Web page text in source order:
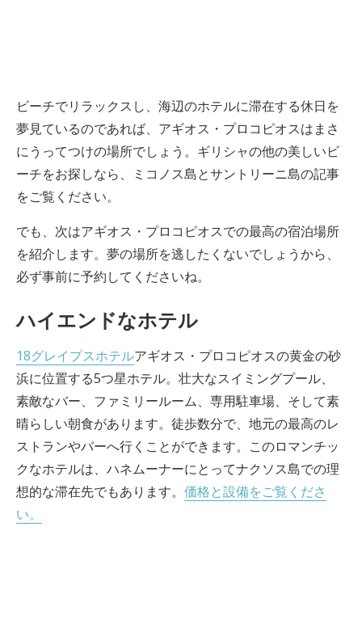
ビーチでリラックスし、海辺のホテルに滞在する休日を
夢見ているのであれば、アギオス・プロコピオスはまさ
にうってつけの場所でしょう。ギリシャの他の美しいビ
ーチをお探しなら、ミコノス島とサントリーニ島の記事
をご覧ください。
でも、次はアギオス・プロコピオスでの最高の宿泊場所
を紹介します。夢の場所を逃したくないでしょうから、
必ず事前に予約してくださいね。
ハイエンドなホテル
18グレイプスホテルアギオス・プロコピオスの黄金の砂
浜に位置する5つ星ホテル。壮大なスイミングプール、
素敵なバー、ファミリールーム、専用駐車場、そして素
晴らしい朝食があります。徒歩数分で、地元の最高のレ
ストランやバーへ行くことができます。このロマンチッ
クなホテルは、ハネムーナーにとってナクソス島での理
想的な滞在先でもあります。 価格と設備をご覧くださ
い。